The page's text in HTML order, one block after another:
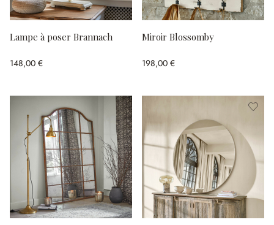
Lampe à poser Brannach
148,00 €
Miroir Blossomby
198,00 €